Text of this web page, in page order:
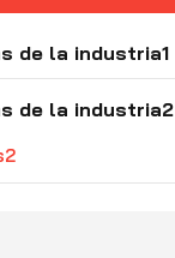
de la industria1
de la industria2